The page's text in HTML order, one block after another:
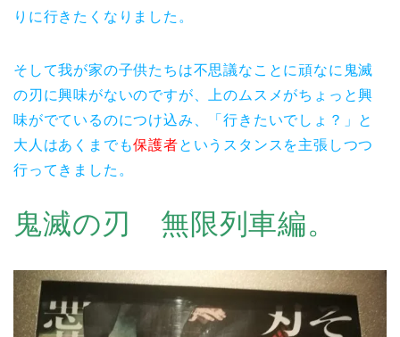
りに行きたくなりました。
そして我が家の子供たちは不思議なことに頑なに鬼滅
の刃に興味がないのですが、上のムスメがちょっと興
味がでているのにつけ込み、「行きたいでしょ？」と
大人はあくまでも保護者というスタンスを主張しつつ
行ってきました。
鬼滅の刃 無限列車編。